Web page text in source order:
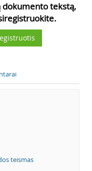
tekstą,
teismas